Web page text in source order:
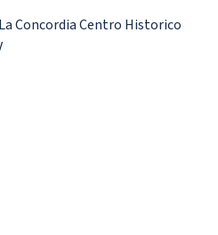
Concordia Centro Historico